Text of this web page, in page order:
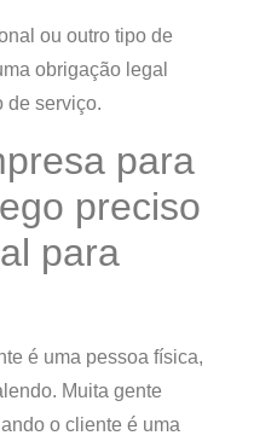
ou outro tipo de
obrigação legal
de serviço.
para
preciso
para
é uma pessoa física,
. Muita gente
o cliente é uma